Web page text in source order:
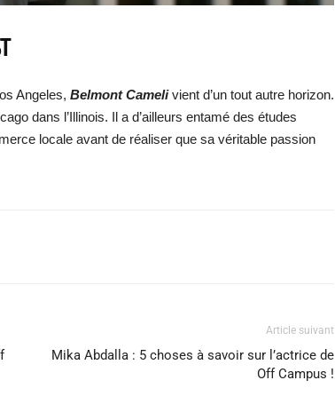
Angeles, Belmont Camelivient d’un tout autre horizon.
dans l’Illinois. Il a d’ailleurs entamé des études
locale avant de réaliser que sa véritable passion
Article suivant
Mika Abdalla : 5 choses à savoir sur l’actrice de
Off Campus !